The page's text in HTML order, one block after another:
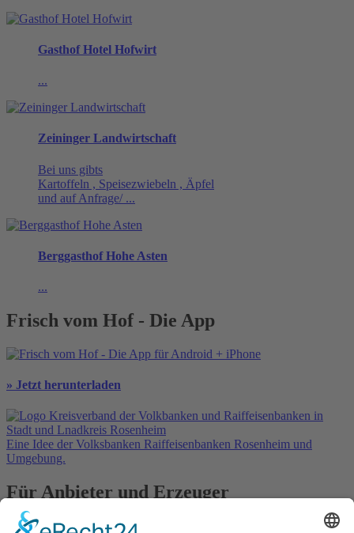
Gasthof Hotel Hofwirt
...
Zeininger Landwirtschaft
Bei uns gibts
Kartoffeln , Speisezwiebeln , Äpfel
und auf Anfrage/ ...
Berggasthof Hohe Asten
...
Frisch vom Hof - Die App
» Jetzt herunterladen
Eine Idee der Volksbanken Raiffeisenbanken Rosenheim und
Umgebung.
Für Anbieter und Erzeuger
» Ihre Werbung